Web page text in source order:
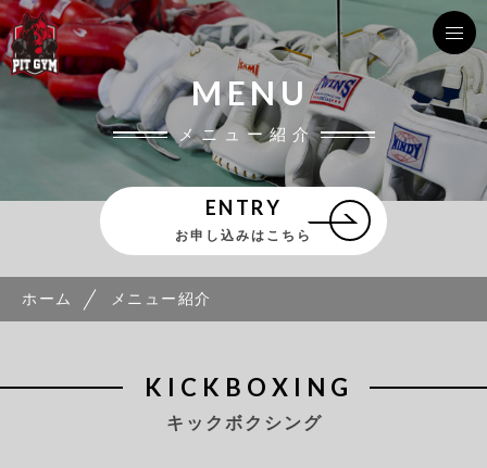
MENU
メニュー紹介
ENTRY
お申し込みはこちら
ホーム メニュー紹介
KICKBOXING
キックボクシング